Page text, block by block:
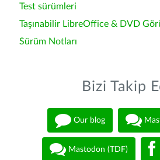
Test sürümleri
Taşınabilir LibreOffice & DVD
Sürüm Notları
Bizi Takip
Our blog
Mastodon (TDF)